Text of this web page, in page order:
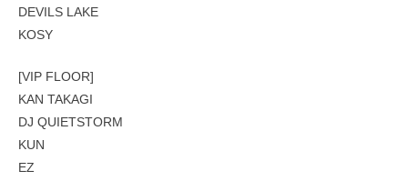
DEVILS LAKE
KOSY
[VIP FLOOR]
KAN TAKAGI
DJ QUIETSTORM
KUN
EZ